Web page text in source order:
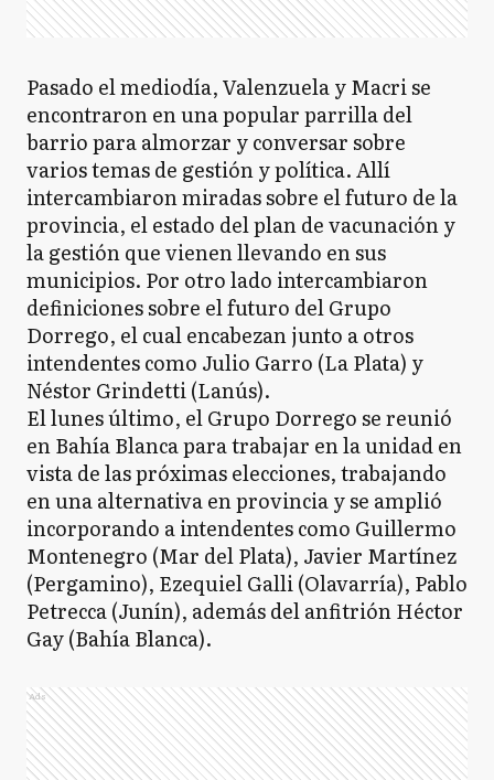
Pasado el mediodía, Valenzuela y Macri se
encontraron en una popular parrilla del
barrio para almorzar y conversar sobre
varios temas de gestión y política. Allí
intercambiaron miradas sobre el futuro de la
provincia, el estado del plan de vacunación y
la gestión que vienen llevando en sus
municipios. Por otro lado intercambiaron
definiciones sobre el futuro del Grupo
Dorrego, el cual encabezan junto a otros
intendentes como Julio Garro (La Plata) y
Néstor Grindetti (Lanús).
El lunes último, el Grupo Dorrego se reunió
en Bahía Blanca para trabajar en la unidad en
vista de las próximas elecciones, trabajando
en una alternativa en provincia y se amplió
incorporando a intendentes como Guillermo
Montenegro (Mar del Plata), Javier Martínez
(Pergamino), Ezequiel Galli (Olavarría), Pablo
Petrecca (Junín), además del anfitrión Héctor
Gay (Bahía Blanca).
Ads